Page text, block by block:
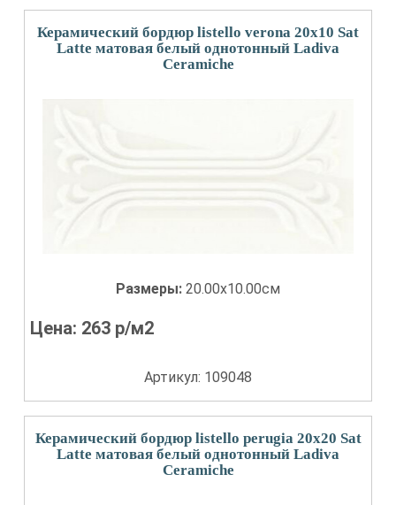
Керамический бордюр listello verona 20x10 Sat
Latte матовая белый однотонный Ladiva
Сeramiche
Размеры: 20.00x10.00см
Цена: 263 р/м2
Артикул: 109048
Керамический бордюр listello perugia 20x20 Sat
Latte матовая белый однотонный Ladiva
Сeramiche